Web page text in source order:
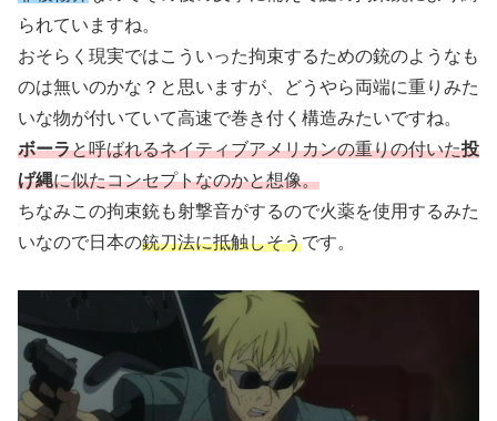
られていますね。
おそらく現実ではこういった拘束するための銃のようなも
のは無いのかな？と思いますが、どうやら両端に重りみた
いな物が付いていて高速で巻き付く構造みたいですね。
ボーラと呼ばれるネイティブアメリカンの重りの付いた投
げ縄に似たコンセプトなのかと想像。
ちなみこの拘束銃も射撃音がするので火薬を使用するみた
いなので日本の銃刀法に抵触しそうです。